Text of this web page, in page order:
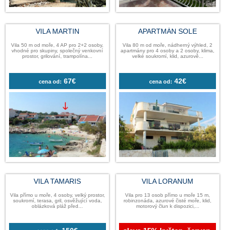
VILA MARTIN
Vila 50 m od moře, 4 AP pro 2+2 osoby,
vhodné pro skupiny, společný venkovní
prostor, grilování, trampolína...
cena od:67€
APARTMÁN
Vila 80 m od moře,
apartmány pro 4 osoby a
velké soukromí, klid,
cena od: